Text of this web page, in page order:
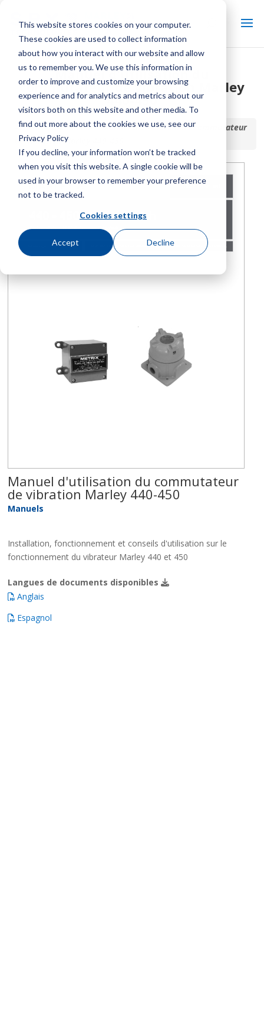
This website stores cookies on your computer.
These cookies are used to collect information
about how you interact with our website and allow
us to remember you. We use this information in
order to improve and customize your browsing
experience and for analytics and metrics about our
visitors both on this website and other media. To
find out more about the cookies we use, see our
Privacy Policy
If you decline, your information won’t be tracked
when you visit this website. A single cookie will be
used in your browser to remember your preference
not to be tracked.
Cookies settings
Accept Decline
Manuel d'utilisation du
commutateur de vibration Marley
440-450
Accueil / Bibliothèque /Manuel d'utilisation du commutateur
de vibration Marley 440-450
Manuel d'utilisation du commutateur
de vibration Marley 440-450
Manuels
Installation, fonctionnement et conseils d'utilisation sur le
fonctionnement du vibrateur Marley 440 et 450
Langues de documents disponibles
Anglais
Espagnol